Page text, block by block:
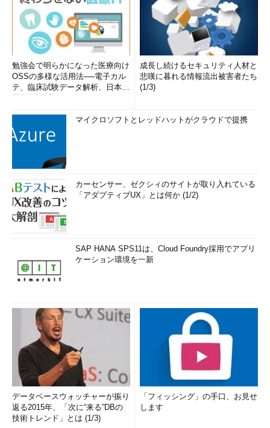
勉強会で明らかになった医療向け
OSSの多様な活用法──電子カル
テ、臨床試験データ解析、日本語
成長し続けるセキュリティ人材と
悲嘆に暮れる情報流出被害者たち
(1/3)
マイクロソフトとレッドハットがクラウドで提携
カーセンサー、ゼクシィのサイトが取り入れている
「アダプティブUX」とは何か (1/2)
SAP HANA SPS11は、Cloud Foundry採用でアプリ
ケーション環境を一新
データベースウォッチャーが振り
返る2015年、「次に“来る”DBの
技術トレンド」とは (1/3)
「フィッシング」の手口、お見せ
します